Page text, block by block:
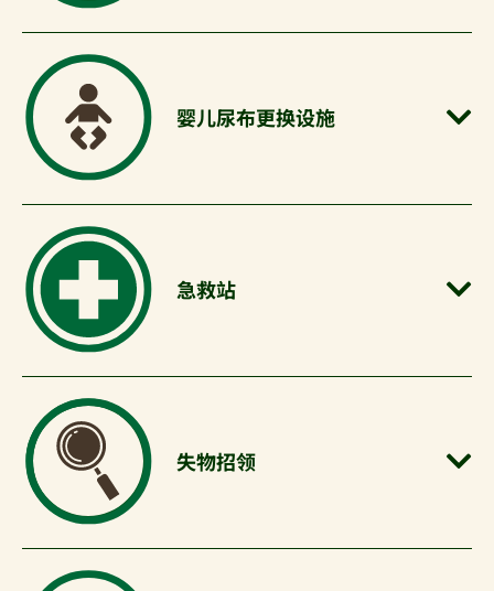
婴儿尿布更换设施
急救站
失物招领